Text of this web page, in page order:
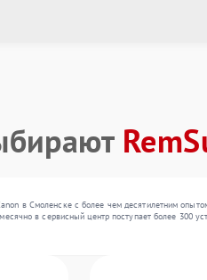
в Смоленске с более чем десятилетним
в сервисный центр поступает более 300